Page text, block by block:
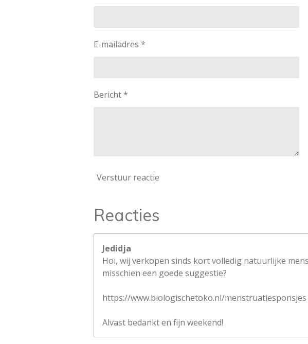
E-mailadres *
Bericht *
Verstuur reactie
Reacties
Jedidja
Hoi, wij verkopen sinds kort volledig natuurlijke
misschien een goede suggestie?
https://www.biologischetoko.nl/menstruatiesponsjes
Alvast bedankt en fijn weekend!